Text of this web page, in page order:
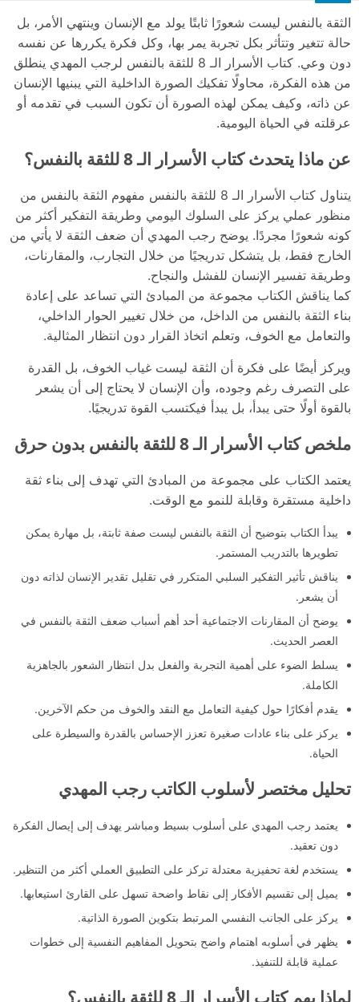
الثقة بالنفس ليست شعورًا ثابتًا يولد مع الإنسان وينتهي الأمر، بل
حالة تتغير وتتأثر بكل تجربة يمر بها، وكل فكرة يكررها عن نفسه
دون وعي. كتاب الأسرار الـ 8 للثقة بالنفس لرجب المهدي ينطلق
من هذه الفكرة، محاولًا تفكيك الصورة الداخلية التي يبنيها الإنسان
عن ذاته، وكيف يمكن لهذه الصورة أن تكون السبب في تقدمه أو
عرقلته في الحياة اليومية.
عن ماذا يتحدث كتاب الأسرار الـ 8 للثقة بالنفس؟
يتناول كتاب الأسرار الـ 8 للثقة بالنفس مفهوم الثقة بالنفس من
منظور عملي يركز على السلوك اليومي وطريقة التفكير أكثر من
كونه شعورًا مجردًا. يوضح رجب المهدي أن ضعف الثقة لا يأتي من
الخارج فقط، بل يتشكل تدريجيًا من خلال التجارب، والمقارنات،
وطريقة تفسير الإنسان للفشل والنجاح.
كما يناقش الكتاب مجموعة من المبادئ التي تساعد على إعادة
بناء الثقة بالنفس من الداخل، من خلال تغيير الحوار الداخلي،
والتعامل مع الخوف، وتعلم اتخاذ القرار دون انتظار المثالية.
ويركز أيضًا على فكرة أن الثقة ليست غياب الخوف، بل القدرة
على التصرف رغم وجوده، وأن الإنسان لا يحتاج إلى أن يشعر
بالقوة أولًا حتى يبدأ، بل يبدأ فيكتسب القوة تدريجيًا.
ملخص كتاب الأسرار الـ 8 للثقة بالنفس بدون حرق
يعتمد الكتاب على مجموعة من المبادئ التي تهدف إلى بناء ثقة
داخلية مستقرة وقابلة للنمو مع الوقت.
يبدأ الكتاب بتوضيح أن الثقة بالنفس ليست صفة ثابتة، بل مهارة يمكن
تطويرها بالتدريب المستمر.
يناقش تأثير التفكير السلبي المتكرر في تقليل تقدير الإنسان لذاته دون
أن يشعر.
يوضح أن المقارنات الاجتماعية أحد أهم أسباب ضعف الثقة بالنفس في
العصر الحديث.
يسلط الضوء على أهمية التجربة والفعل بدل انتظار الشعور بالجاهزية
الكاملة.
يقدم أفكارًا حول كيفية التعامل مع النقد والخوف من حكم الآخرين.
يركز على بناء عادات صغيرة تعزز الإحساس بالقدرة والسيطرة على
الحياة.
تحليل مختصر لأسلوب الكاتب رجب المهدي
يعتمد رجب المهدي على أسلوب بسيط ومباشر يهدف إلى إيصال الفكرة
دون تعقيد.
يستخدم لغة تحفيزية معتدلة تركز على التطبيق العملي أكثر من التنظير.
يميل إلى تقسيم الأفكار إلى نقاط واضحة تسهل على القارئ استيعابها.
يركز على الجانب النفسي المرتبط بتكوين الصورة الذاتية.
يظهر في أسلوبه اهتمام واضح بتحويل المفاهيم النفسية إلى خطوات
عملية قابلة للتنفيذ.
لماذا يهم كتاب الأسرار الـ 8 للثقة بالنفس؟